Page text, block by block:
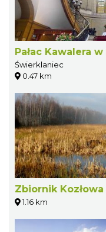
Pałac Kawalera
Świerklaniec
0.47 km
Zbiornik Kozłowa
1.16 km